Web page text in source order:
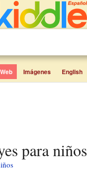
Web Imágenes English
para niños